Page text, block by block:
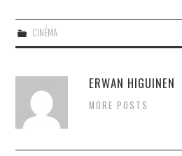
CINÉMA
ERWAN HIGUINEN
MORE POSTS